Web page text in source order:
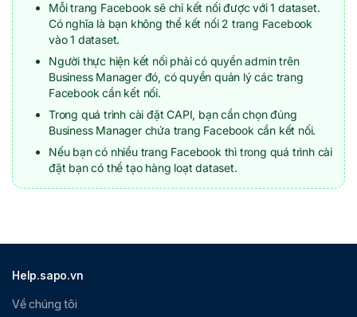
Mỗi trang Facebook sẽ chỉ kết nối được với 1 dataset.
Có nghĩa là bạn không thể kết nối 2 trang Facebook
vào 1 dataset.
Người thực hiện kết nối phải có quyền admin trên
Business Manager đó, có quyền quản lý các trang
Facebook cần kết nối.
Trong quá trình cài đặt CAPI, bạn cần chọn đúng
Business Manager chứa trang Facebook cần kết nối.
Nếu bạn có nhiều trang Facebook thì trong quá trình cài
đặt bạn có thể tạo hàng loạt dataset.
Help.sapo.vn
Về chúng tôi